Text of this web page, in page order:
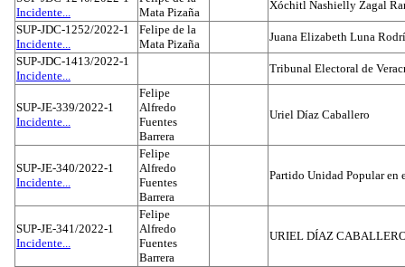
Incidente...
Mata Pizaña
Xóchitl Nashielly Zagal
SUP-JDC-1252/2022-1
Incidente...
Felipe de la
Mata Pizaña
Juana Elizabeth Luna
SUP-JDC-1413/2022-1
Incidente...
Tribunal Electoral de
SUP-JE-339/2022-1
Incidente...
Felipe
Alfredo
Fuentes
Barrera
Uriel Díaz Caballero
SUP-JE-340/2022-1
Incidente...
Felipe
Alfredo
Fuentes
Barrera
Partido Unidad Popular en
SUP-JE-341/2022-1
Incidente...
Felipe
Alfredo
Fuentes
Barrera
URIEL DÍAZ